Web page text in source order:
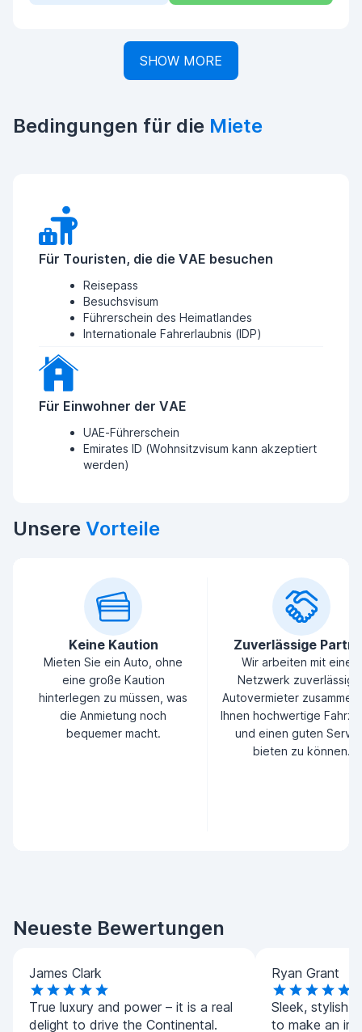
SHOW MORE
Bedingungen für die Miete
Für Touristen, die die VAE besuchen
Reisepass
Besuchsvisum
Führerschein des Heimatlandes
Internationale Fahrerlaubnis (IDP)
Für Einwohner der VAE
UAE-Führerschein
Emirates ID (Wohnsitzvisum kann akzeptiert
werden)
Unsere Vorteile
Keine Kaution
Mieten Sie ein Auto, ohne
eine große Kaution
hinterlegen zu müssen, was
die Anmietung noch
bequemer macht.
Zuverlässige
Wir arbeiten mit einem
Netzwerk
Autovermieter
Ihnen hochwertige
und einen guten
bieten zu können.
Neueste Bewertungen
James Clark
True luxury and power – it is a real
delight to drive the Continental.
Ryan Grant
Sleek, stylish,
to make an